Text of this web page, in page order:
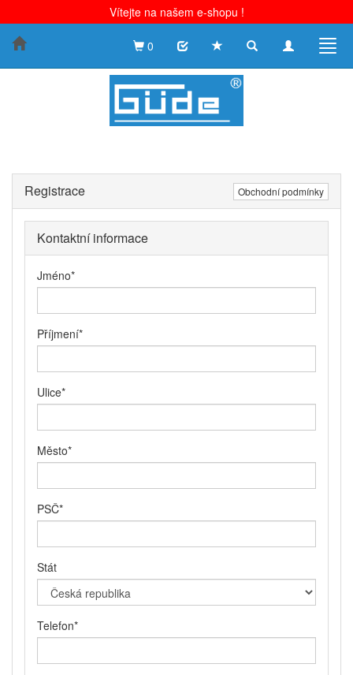
Vítejte na našem e-shopu !
Toggle
Toggle
0
Registrace Obchodní podmínky
Kontaktní informace
Jméno*
Příjmení*
Ulice*
Město*
PSČ*
Stát
Telefon*